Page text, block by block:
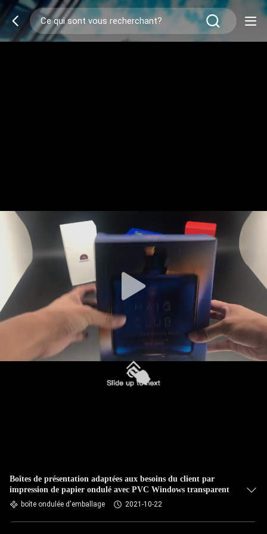
Boîtes de présentation adaptées aux besoins du client par
impression de papier ondulé avec PVC Windows transparent
boîte ondulée d'emballage 2021-10-22